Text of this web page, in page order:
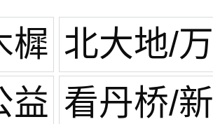
樨 北大地/万
丰路
益 看丹桥/新